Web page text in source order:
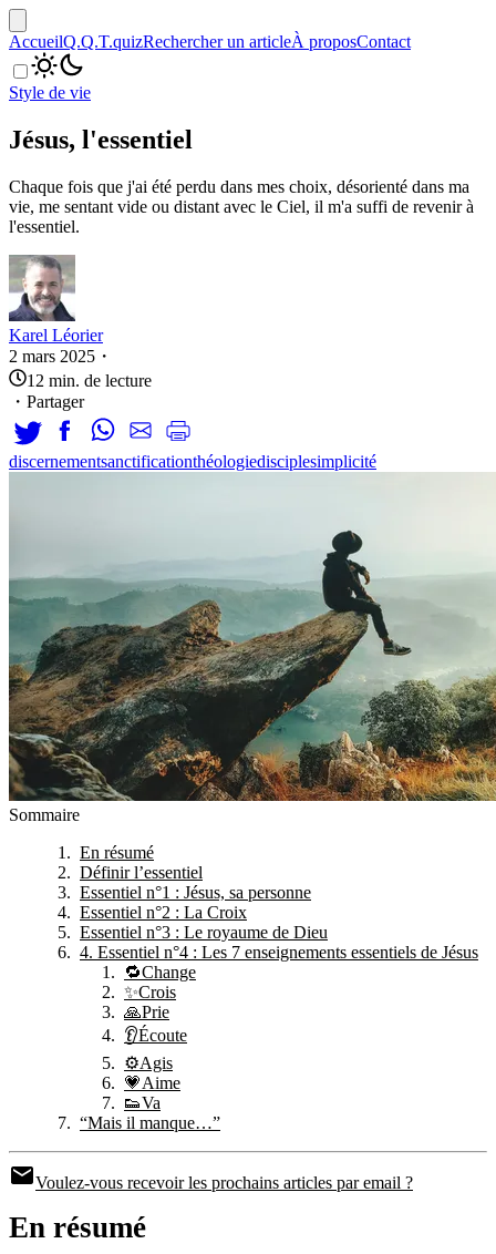
AccueilQ.Q.T.quizRechercher un articleÀ proposContact
Style de vie
Jésus, l'essentiel
Chaque fois que j'ai été perdu dans mes choix, désorienté dans ma
vie, me sentant vide ou distant avec le Ciel, il m'a suffi de revenir à
l'essentiel.
Karel Léorier
2 mars 2025 ・
12 min. de lecture
・ Partager
discernementsanctificationthéologiedisciplesimplicité
Sommaire
En résumé
Définir l’essentiel
Essentiel n°1 : Jésus, sa personne
Essentiel n°2 : La Croix
Essentiel n°3 : Le royaume de Dieu
4. Essentiel n°4 : Les 7 enseignements essentiels de Jésus
🔁Change
✨Crois
🙏Prie
👂Écoute
⚙️Agis
💗Aime
👟Va
“Mais il manque…”
Voulez-vous recevoir les prochains articles par email ?
En résumé